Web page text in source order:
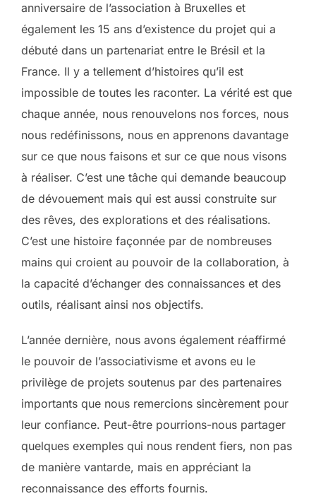
anniversaire de l’association à Bruxelles et
également les 15 ans d’existence du projet qui a
débuté dans un partenariat entre le Brésil et la
France. Il y a tellement d’histoires qu’il est
impossible de toutes les raconter. La vérité est que
chaque année, nous renouvelons nos forces, nous
nous redéfinissons, nous en apprenons davantage
sur ce que nous faisons et sur ce que nous visons
à réaliser. C’est une tâche qui demande beaucoup
de dévouement mais qui est aussi construite sur
des rêves, des explorations et des réalisations.
C’est une histoire façonnée par de nombreuses
mains qui croient au pouvoir de la collaboration, à
la capacité d’échanger des connaissances et des
outils, réalisant ainsi nos objectifs.
L’année dernière, nous avons également réaffirmé
le pouvoir de l’associativisme et avons eu le
privilège de projets soutenus par des partenaires
importants que nous remercions sincèrement pour
leur confiance. Peut-être pourrions-nous partager
quelques exemples qui nous rendent fiers, non pas
de manière vantarde, mais en appréciant la
reconnaissance des efforts fournis.